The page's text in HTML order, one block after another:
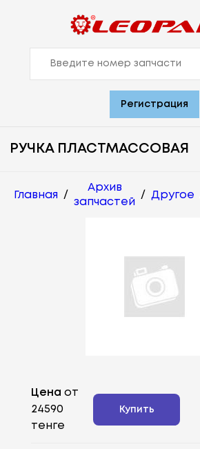
Регистрация
РУЧКА ПЛАСТМАССОВАЯ
Главная /
Архив
запчастей
/ Другое
Цена от
24590
тенге
Купить